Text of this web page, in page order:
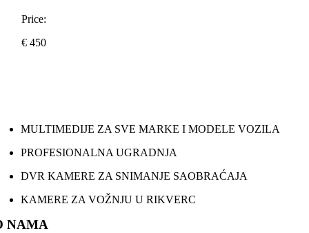
Price:
€ 450
MULTIMEDIJE ZA SVE MARKE I MODELE VOZILA
PROFESIONALNA UGRADNJA
DVR KAMERE ZA SNIMANJE SAOBRAĆAJA
KAMERE ZA VOŽNJU U RIKVERC
NAMA